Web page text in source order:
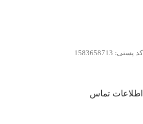
کد پستی: 1583658713
اطلاعات تماس